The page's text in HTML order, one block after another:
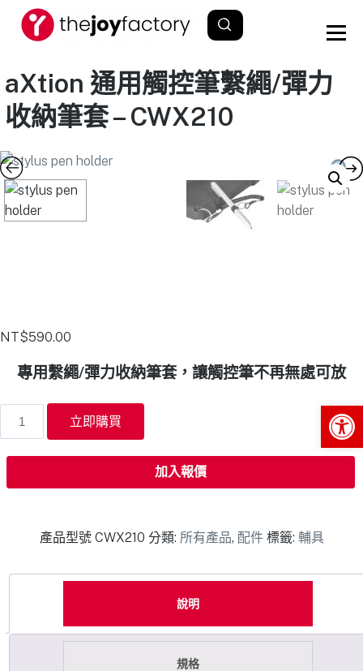
aXtion 通用觸控筆繫繩/彈力
收納筆套 – CWX210
NT$590.00
專用繫繩/彈力收納筆套，讓觸控筆不再無處可放
立即購買
加入報價
產品型號 CWX210 分類: 所有產品, 配件 標籤: 輔具
說明
規格